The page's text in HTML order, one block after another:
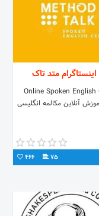
متد تاک
Online Spoken English
آنلاین مکالمه انگلیسی
75
466